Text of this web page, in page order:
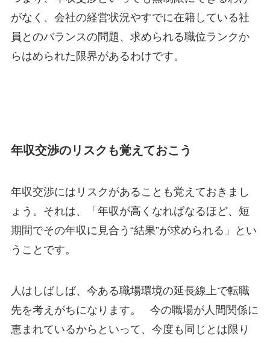
がなく、会社の経営状況やすでに在籍している社
員とのバランスの問題、求められる職位ランクか
らはめられた限界があるわけです。
年収交渉のリスクも覚えておこう
年収交渉にはリスクがあることも覚えておきまし
ょう。それは、「年収が高くなればなるほど、短
期間でその年収に見合う“結果”が求められる」とい
うことです。
人はしばしば、今ある職場環境の延長線上で転職
先を考えがちになります。 今の職場が人間関係に
恵まれているからといって、今度も同じとは限り